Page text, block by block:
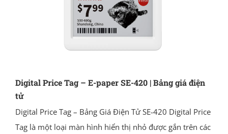
Digital Price Tag – E-paper SE-420 | Bảng giá điện
tử
Digital Price Tag – Bảng Giá Điện Tử SE-420 Digital Price
Tag là một loại màn hình hiển thị nhỏ được gắn trên các